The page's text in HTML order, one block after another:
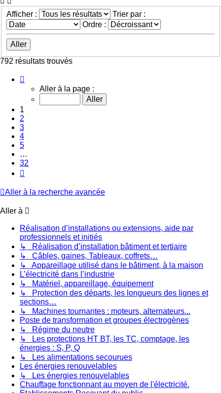
Afficher :
Trier par :
Ordre :
792 résultats trouvés
Aller à la page :
1
2
3
4
5
…
32
Aller à la recherche avancée
Aller à
Réalisation d’installations ou extensions, aide par
professionnels et initiés
↳ Réalisation d’installation bâtiment et tertiaire
↳ Câbles, gaines, Tableaux, coffrets…
↳ Appareillage utilisé dans le bâtiment, à la maison
L’électricité dans l’industrie
↳ Matériel, appareillage, équipement
↳ Protection des départs, les longueurs des lignes et
sections…
↳ Machines tournantes : moteurs, alternateurs...
Poste de transformation et groupes électrogènes
↳ Régime du neutre
↳ Les protections HT BT, les TC, comptage, les
énergies : S, P, Q
↳ Les alimentations secourues
Les énergies renouvelables
↳ Les énergies renouvelables
Chauffage fonctionnant au moyen de l'électricité.